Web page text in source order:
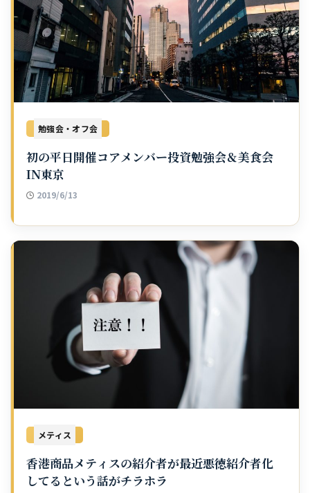
初の平日開催コアメンバー投資勉強会＆美食会
IN東京
2019/6/13
勉強会・オフ会
香港商品メティスの紹介者が最近悪徳紹介者化
してるという話がチラホラ
メティス